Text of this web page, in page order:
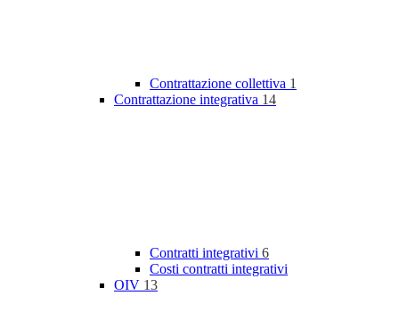
Contrattazione collettiva 1
Contrattazione integrativa 14
Contratti integrativi 6
Costi contratti integrativi
OIV 13